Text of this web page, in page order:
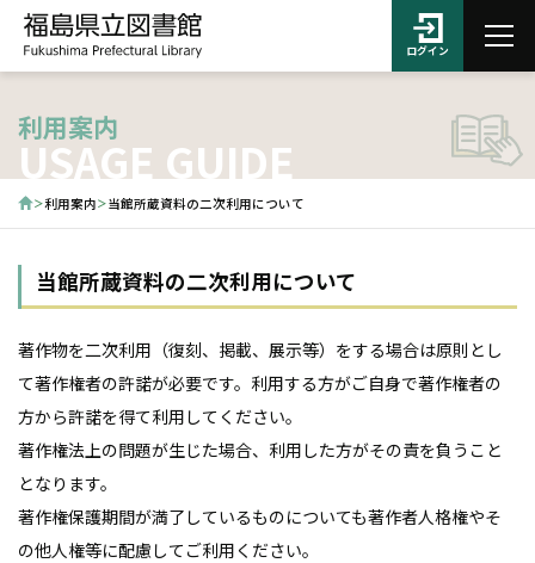
ログイン
利用案内
USAGE GUIDE
利用案内 当館所蔵資料の二次利用について
当館所蔵資料の二次利用について
著作物を二次利用（復刻、掲載、展示等）をする場合は原則とし
て著作権者の許諾が必要です。利用する方がご自身で著作権者の
方から許諾を得て利用してください。
著作権法上の問題が生じた場合、利用した方がその責を負うこと
となります。
著作権保護期間が満了しているものについても著作者人格権やそ
の他人権等に配慮してご利用ください。